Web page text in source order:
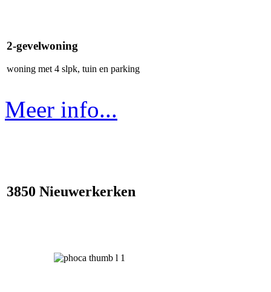
2-gevelwoning
woning met 4 slpk, tuin en parking
Meer info...
3850 Nieuwerkerken